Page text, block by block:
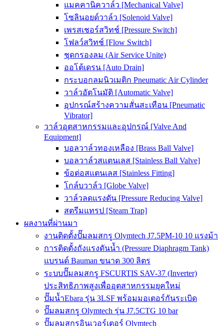
แมคคานิควาล์ว [Mechanical Valve]
โซลินอยด์วาล์ว [Solenoid Valve]
เพรสเชอร์สวิทช์ [Pressure Switch]
โฟลว์สวิทช์ [Flow Switch]
ชุดกรองลม (Air Service Unite)
ออโต้เดรน [Auto Drain]
กระบอกลมนิวเมติก Pneumatic Air Cylinder
วาล์วอัตโนมัติ [Automatic Valve]
อุปกรณ์สร้างความสั่นสะเทือน [Pneumatic
Vibrator]
วาล์วอุตสาหกรรมและอุปกรณ์ [Valve And
Equipment]
บอลวาล์วทองเหลือง [Brass Ball Valve]
บอลวาล์วสแตนเลส [Stainless Ball Valve]
ข้อต่อสแตนเลส [Stainless Fitting]
โกล์บวาล์ว [Globe Valve]
วาล์วลดแรงดัน [Pressure Reducing Valve]
สตรีมแทรป [Steam Trap]
ผลงานที่ผ่านมา
งานติดตั้งปั๊มลมสกรู Olymtech J7.5PM-10 10 แรงม้า
การติดตั้งถังแรงดันน้ำ (Pressure Diaphragm Tank)
แบรนด์ Bauman ขนาด 300 ลิตร
ระบบปั๊มลมสกรู FSCURTIS SAV-37 (Inverter)
ประสิทธิภาพสูงเพื่ออุตสาหกรรมยุคใหม่
ปั๊มน้ำEbara รุ่น 3LSF พร้อมมอเตอร์กันระเบิด
ปั๊มลมสกรู Olymtech รุ่น J7.5CTG 10 bar
ปั๊มลมสกรูอินเวอร์เตอร์ Olymtech